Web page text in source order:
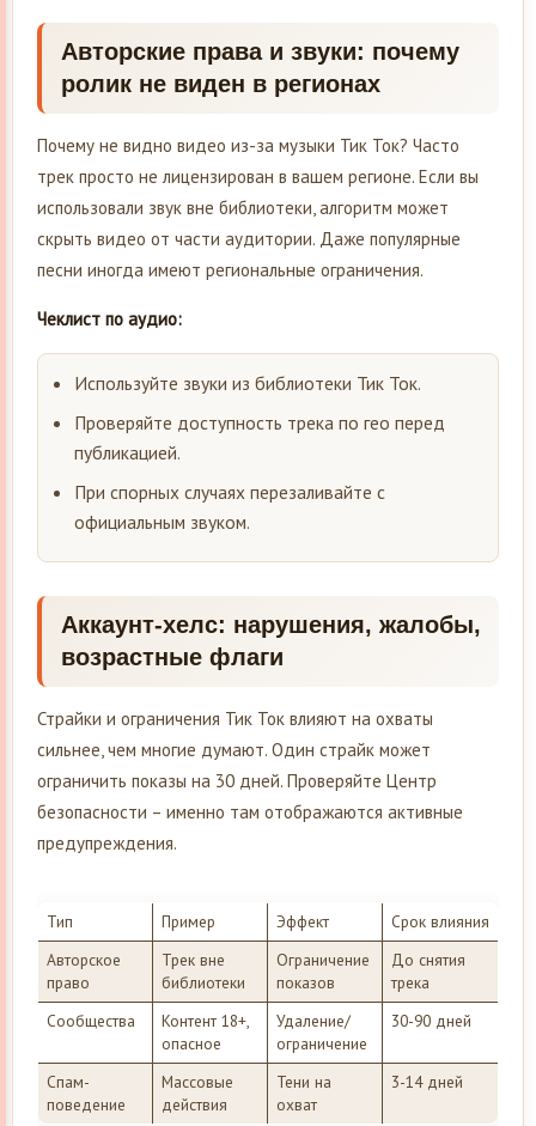
Авторские права и звуки: почему
ролик не виден в регионах
Почему не видно видео из-за музыки Тик Ток? Часто
трек просто не лицензирован в вашем регионе. Если вы
использовали звук вне библиотеки, алгоритм может
скрыть видео от части аудитории. Даже популярные
песни иногда имеют региональные ограничения.
Чеклист по аудио:
Используйте звуки из библиотеки Тик Ток.
Проверяйте доступность трека по гео перед
публикацией.
При спорных случаях перезаливайте с
официальным звуком.
Аккаунт-хелс: нарушения, жалобы,
возрастные флаги
Страйки и ограничения Тик Ток влияют на охваты
сильнее, чем многие думают. Один страйк может
ограничить показы на 30 дней. Проверяйте Центр
безопасности – именно там отображаются активные
предупреждения.
Тип Пример Эффект
Срок влияния
Авторское
право
Трек вне
библиотеки
Ограничение
показов
До снятия
трека
Сообщества
Контент 18+,
опасное
Удаление/
ограничение
30-90 дней
Спам-
поведение
Массовые
действия
Тени на
охват
3-14 дней